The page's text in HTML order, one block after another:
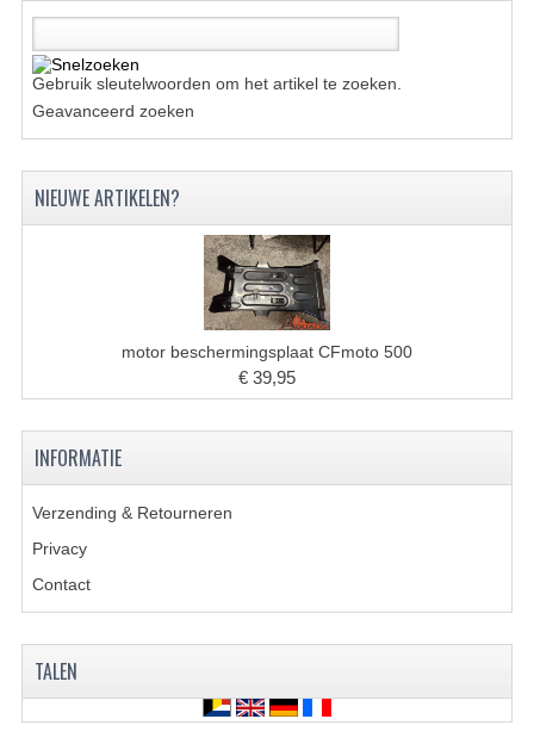
SCHOKBREKERS
STUUR INRICHTING
UITLAAT
VELGEN
VERLICHTING
SHINERAY 300 STE
SHINERAY 300ST 5E
SHINERAY 350ST-2E
ELEKTRONICA
Gebruik sleutelwoorden om het artikel te zoeken.
Geavanceerd zoeken
NIEUWE ARTIKELEN?
motor beschermingsplaat CFmoto 500
€ 39,95
INFORMATIE
Verzending & Retourneren
Privacy
Contact
TALEN